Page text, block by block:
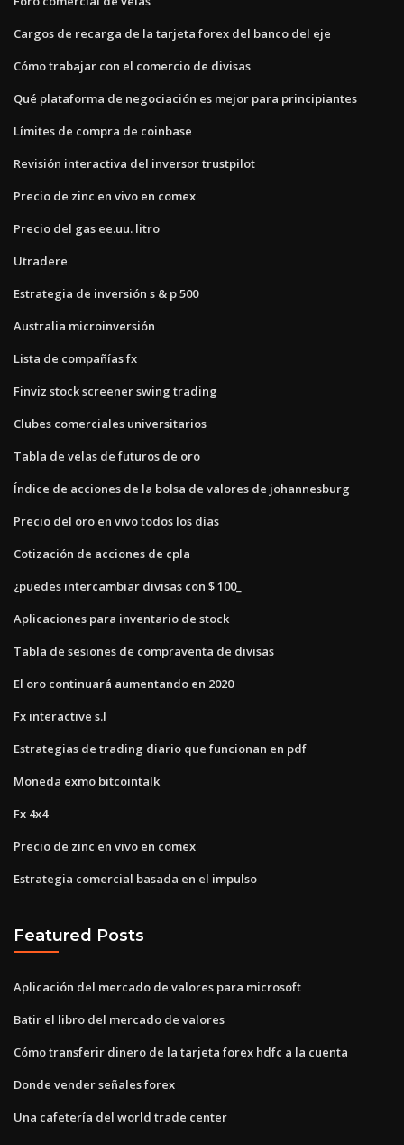
Cargos de recarga de la tarjeta forex del banco del eje
Cómo trabajar con el comercio de divisas
Qué plataforma de negociación es mejor para principiantes
Límites de compra de coinbase
Revisión interactiva del inversor trustpilot
Precio de zinc en vivo en comex
Precio del gas ee.uu. litro
Utradere
Estrategia de inversión s & p 500
Australia microinversión
Lista de compañías fx
Finviz stock screener swing trading
Clubes comerciales universitarios
Tabla de velas de futuros de oro
Índice de acciones de la bolsa de valores de johannesburg
Precio del oro en vivo todos los días
Cotización de acciones de cpla
¿puedes intercambiar divisas con $ 100_
Aplicaciones para inventario de stock
Tabla de sesiones de compraventa de divisas
El oro continuará aumentando en 2020
Fx interactive s.l
Estrategias de trading diario que funcionan en pdf
Moneda exmo bitcointalk
Fx 4x4
Precio de zinc en vivo en comex
Estrategia comercial basada en el impulso
Featured Posts
Aplicación del mercado de valores para microsoft
Batir el libro del mercado de valores
Cómo transferir dinero de la tarjeta forex hdfc a la cuenta
Donde vender señales forex
Una cafetería del world trade center